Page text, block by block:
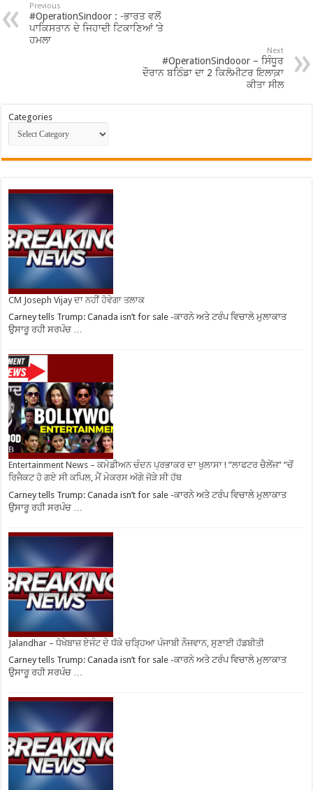
Previous
#OperationSindoor : -ਭਾਰਤ ਵਲੋਂ
ਪਾਕਿਸਤਾਨ ਦੇ ਜਿਹਾਦੀ ਟਿਕਾਣਿਆਂ ‘ਤੇ
ਹਮਲਾ
Next
#OperationSindooor – ਸਿੰਧੂਰ
ਦੌਰਾਨ ਬਠਿੰਡਾ ਦਾ 2 ਕਿਲੋਮੀਟਰ ਇਲਾਕ਼ਾ
ਕੀਤਾ ਸੀਲ
Categories
CM Joseph Vijay ਦਾ ਨਹੀਂ ਹੋਵੇਗਾ ਤਲਾਕ
Carney tells Trump: Canada isn’t for sale -ਕਾਰਨੇ ਅਤੇ ਟਰੰਪ ਵਿਚਾਲੇ ਮੁਲਾਕਾਤ
ਉਸਾਰੂ ਰਹੀ ਸਰਪੰਚ …
Entertainment News – ਕਮੇਡੀਅਨ ਚੰਦਨ ਪ੍ਰਭਾਕਰ ਦਾ ਖੁਲਾਸਾ ! ”ਲਾਫਟਰ ਚੈਲੇਂਜ” ”ਚੋਂ
ਰਿਜੈਕਟ ਹੋ ਗਏ ਸੀ ਕਪਿਲ, ਮੈਂ ਮੇਕਰਸ ਅੱਗੇ ਜੋੜੇ ਸੀ ਹੱਥ
Carney tells Trump: Canada isn’t for sale -ਕਾਰਨੇ ਅਤੇ ਟਰੰਪ ਵਿਚਾਲੇ ਮੁਲਾਕਾਤ
ਉਸਾਰੂ ਰਹੀ ਸਰਪੰਚ …
Jalandhar – ਧੋਖੇਬਾਜ਼ ਏਜੰਟ ਦੇ ਧੱਕੇ ਚੜ੍ਹਿਆ ਪੰਜਾਬੀ ਨੌਜਵਾਨ, ਸੁਣਾਈ ਹੱਡਬੀਤੀ
Carney tells Trump: Canada isn’t for sale -ਕਾਰਨੇ ਅਤੇ ਟਰੰਪ ਵਿਚਾਲੇ ਮੁਲਾਕਾਤ
ਉਸਾਰੂ ਰਹੀ ਸਰਪੰਚ …